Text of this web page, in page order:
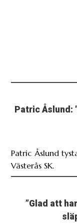
Patric Åslund:
Patric Åslund
Västerås SK.
”Glad att